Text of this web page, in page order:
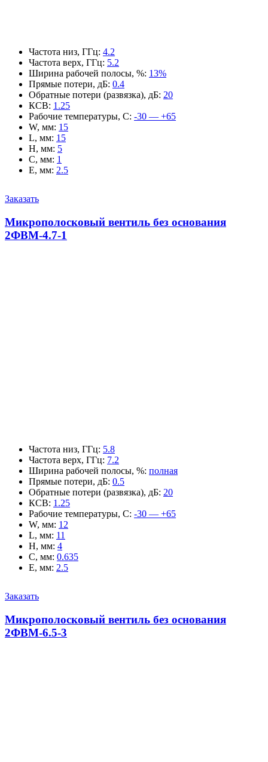
Частота низ, ГГц: 4.2
Частота верх, ГГц: 5.2
Ширина рабочей полосы, %: 13%
Прямые потери, дБ: 0.4
Обратные потери (развязка), дБ: 20
КСВ: 1.25
Рабочие температуры, С: -30 — +65
W, мм: 15
L, мм: 15
H, мм: 5
C, мм: 1
E, мм: 2.5
Заказать
Микрополосковый вентиль без основания
2ФВМ-4.7-1
Частота низ, ГГц: 5.8
Частота верх, ГГц: 7.2
Ширина рабочей полосы, %: полная
Прямые потери, дБ: 0.5
Обратные потери (развязка), дБ: 20
КСВ: 1.25
Рабочие температуры, С: -30 — +65
W, мм: 12
L, мм: 11
H, мм: 4
C, мм: 0.635
E, мм: 2.5
Заказать
Микрополосковый вентиль без основания
2ФВМ-6.5-3